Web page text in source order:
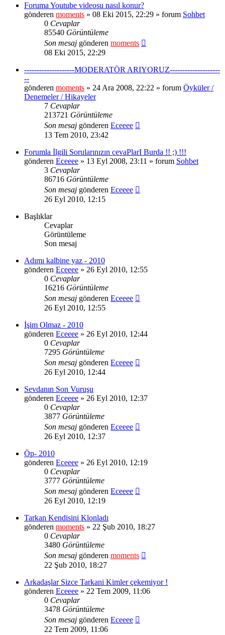
Foruma Youtube videosu nasıl konur?
gönderen moments » 08 Eki 2015, 22:29 » forum Sohbet
0 Cevaplar
85540 Görüntüleme
Son mesaj gönderen moments
08 Eki 2015, 22:29
--------------------MODERATÖR ARIYORUZ--------------------
--
gönderen moments » 24 Ara 2008, 22:22 » forum Öyküler /
Denemeler / Hikayeler
7 Cevaplar
213721 Görüntüleme
Son mesaj gönderen Eceeee
13 Tem 2010, 23:42
Forumla İlgili Sorularınızın cevaPlarI Burda !! ;) !!!
gönderen Eceeee » 13 Eyl 2008, 23:11 » forum Sohbet
3 Cevaplar
86716 Görüntüleme
Son mesaj gönderen Eceeee
26 Eyl 2010, 12:15
Başlıklar
Cevaplar
Görüntüleme
Son mesaj
Adımı kalbine yaz - 2010
gönderen Eceeee » 26 Eyl 2010, 12:55
0 Cevaplar
16216 Görüntüleme
Son mesaj gönderen Eceeee
26 Eyl 2010, 12:55
İşim Olmaz - 2010
gönderen Eceeee » 26 Eyl 2010, 12:44
0 Cevaplar
7295 Görüntüleme
Son mesaj gönderen Eceeee
26 Eyl 2010, 12:44
Sevdanın Son Vuruşu
gönderen Eceeee » 26 Eyl 2010, 12:37
0 Cevaplar
3877 Görüntüleme
Son mesaj gönderen Eceeee
26 Eyl 2010, 12:37
Öp- 2010
gönderen Eceeee » 26 Eyl 2010, 12:19
0 Cevaplar
3777 Görüntüleme
Son mesaj gönderen Eceeee
26 Eyl 2010, 12:19
Tarkan Kendisini Klonladı
gönderen moments » 22 Şub 2010, 18:27
0 Cevaplar
3480 Görüntüleme
Son mesaj gönderen moments
22 Şub 2010, 18:27
Arkadaşlar Sizce Tarkani Kimler çekemiyor !
gönderen Eceeee » 22 Tem 2009, 11:06
0 Cevaplar
3478 Görüntüleme
Son mesaj gönderen Eceeee
22 Tem 2009, 11:06